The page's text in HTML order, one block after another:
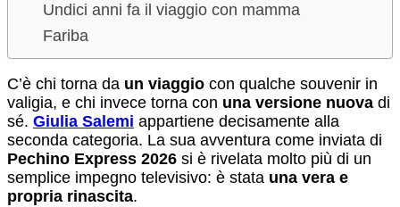
Undici anni fa il viaggio con mamma
Fariba
C’è chi torna da un viaggio con qualche souvenir in
valigia, e chi invece torna con una versione nuova di
sé. Giulia Salemi appartiene decisamente alla
seconda categoria. La sua avventura come inviata di
Pechino Express 2026 si è rivelata molto più di un
semplice impegno televisivo: è stata una vera e
propria rinascita.